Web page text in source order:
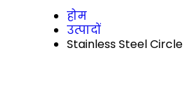
होम
उत्पादों
Stainless Steel Circle